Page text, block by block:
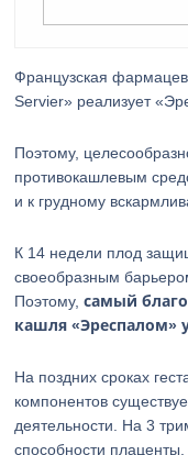
Французская
Servier» реализует
Поэтому,
противокашлевым
и к грудному
К 14 недели плод
своеобразным
Поэтому,самый
кашля «Эреспалом»
На поздних сроках
компонентов
деятельности. На 3
способности